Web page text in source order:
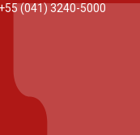
+55 (041) 3240-5000